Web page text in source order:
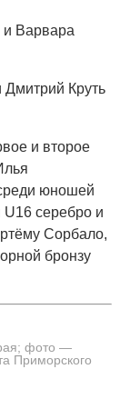
Варвара
Дмитрий Круть
и второе
юношей
серебро и
Сорбало,
бронзу
фото —
Приморского